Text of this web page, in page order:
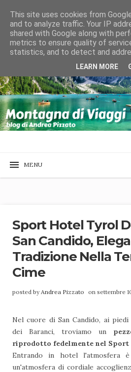
Sport Hotel Tyrol
San Candido,
Tradizione Nella
Cime
posted by Andrea Pizzato on settembre
Nel cuore di San Candido, ai
dei Baranci, troviamo un
riprodotto fedelmente nel
Entrando in hotel l'atmosfera
un'atmosfera di cordiale
This site uses cookies from
and to analyze traffic. Your IP
shared with Google along with
metrics to ensure quality of
statistics, and to detect and
LEARN MORE